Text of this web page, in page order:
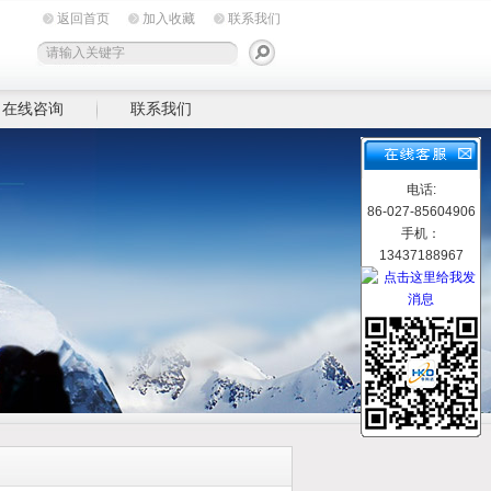
返回首页 加入收藏 联系我们
在线咨询 联系我们
电话:
86-027-85604906
手机：
13437188967